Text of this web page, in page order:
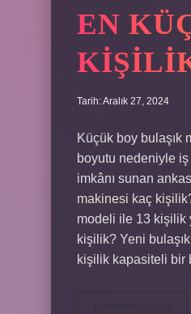
EN
Tarih: Aralık 27, 2024
Küçük boy bulaşık
boyutu nedeniyle
imkânı sunan
makinesi kaç
modeli ile 13 kişilik
kişilik? Yeni
kişilik kapasiteli bir